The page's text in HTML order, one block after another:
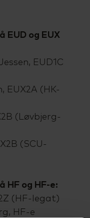
EUD og EUX
EUD1C
EUX2A (HK-
(Løvbjerg-
(SCU-
HF og HF-e:
(HF-legat)
HF-e